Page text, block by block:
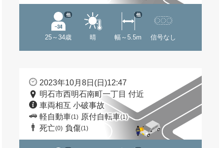
25～34歳
他
晴 幅～5.5m
他
信号なし
2023年10月8日(日)12:47
明石市西明石南町一丁目 付近
車両相互 小破事故
軽自動車(1) 原付自転車(1)
死亡(0) 負傷(1)